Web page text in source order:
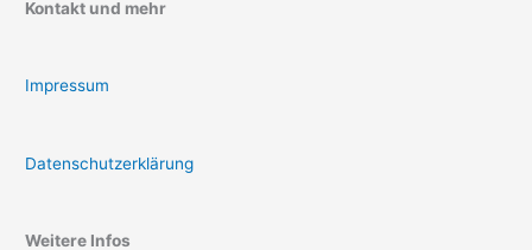
Kontakt und mehr
Impressum
Datenschutzerklärung
Weitere Infos